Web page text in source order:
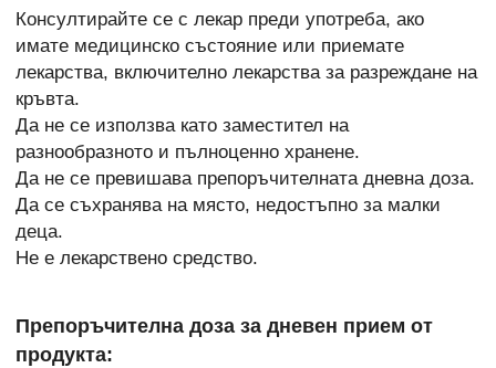
Консултирайте се с лекар преди употреба, ако
имате медицинско състояние или приемате
лекарства, включително лекарства за разреждане на
кръвта.
Да не се използва като заместител на
разнообразното и пълноценно хранене.
Да не се превишава препоръчителната дневна доза.
Да се съхранява на място, недостъпно за малки
деца.
Не е лекарствено средство.
Препоръчителна доза за дневен прием от
продукта: